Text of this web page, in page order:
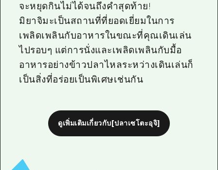
จะหยุดกินไม่ได้จนถึงคำสุดท้าย!
มิยาจิมะเป็นสถานที่ที่ยอดเยี่ยมในการ
เพลิดเพลินกับอาหารในขณะที่คุณเดินเล่น
ไปรอบๆ แต่การนั่งและเพลิดเพลินกับมื้อ
อาหารอย่างข้าวปลาไหลระหว่างเดินเล่นก็
เป็นสิ่งที่อร่อยเป็นพิเศษเช่นกัน
ดูเพิ่มเติมเกี่ยวกับ[ปลาเซโตะอุจิ]